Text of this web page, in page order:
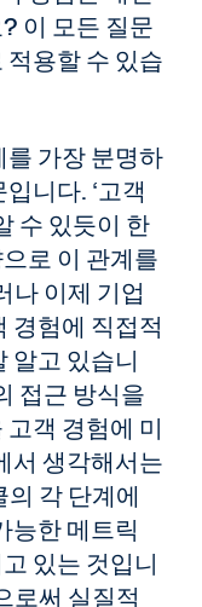
이 모든 질문
용할 수 있습
가장 분명하
니다. ‘고객
수 있듯이 한
로 이 관계를
나 이제 기업
경험에 직접적
알고 있습니
접근 방식을
객 경험에 미
서 생각해서는
각 단계에
능한 메트릭
있는 것입니
로써 실질적